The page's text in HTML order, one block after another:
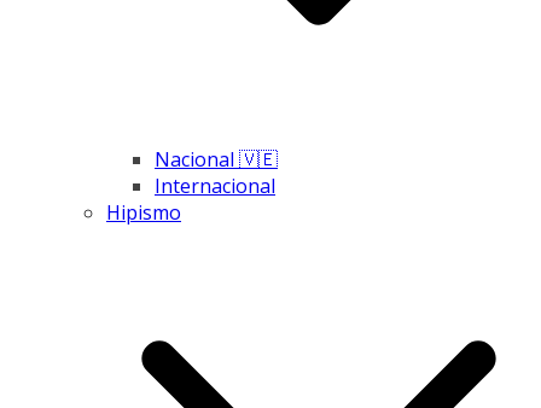
Nacional 🇻🇪
Internacional
Hipismo